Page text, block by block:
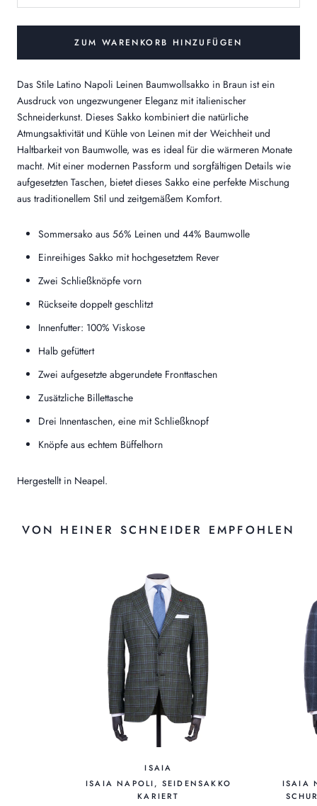
ZUM WARENKORB HINZUFÜGEN
Das Stile Latino Napoli Leinen Baumwollsakko in Braun ist ein
Ausdruck von ungezwungener Eleganz mit italienischer
Schneiderkunst. Dieses Sakko kombiniert die natürliche
Atmungsaktivität und Kühle von Leinen mit der Weichheit und
Haltbarkeit von Baumwolle, was es ideal für die wärmeren Monate
macht. Mit einer modernen Passform und sorgfältigen Details wie
aufgesetzten Taschen, bietet dieses Sakko eine perfekte Mischung
aus traditionellem Stil und zeitgemäßem Komfort.
Sommersako aus 56% Leinen und 44% Baumwolle
Einreihiges Sakko mit hochgesetztem Rever
Zwei Schließknöpfe vorn
Rückseite doppelt geschlitzt
Innenfutter: 100% Viskose
Halb gefüttert
Zwei aufgesetzte abgerundete Fronttaschen
Zusätzliche Billettasche
Drei Innentaschen, eine mit Schließknopf
Knöpfe aus echtem Büffelhorn
Hergestellt in Neapel.
VON HEINER SCHNEIDER EMPFOHLEN
ISAIA
ISAIA NAPOLI, SEIDENSAKKO
KARIERT
ISAIA